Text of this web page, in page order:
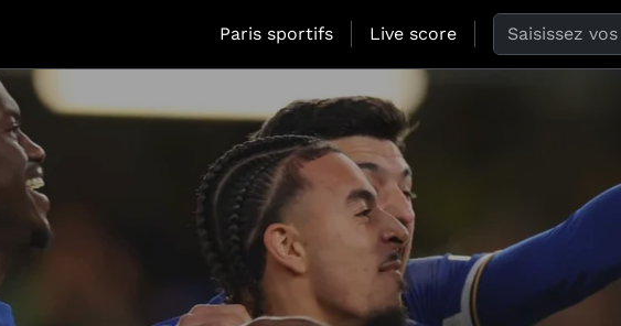
Paris sportifs Live score Search the